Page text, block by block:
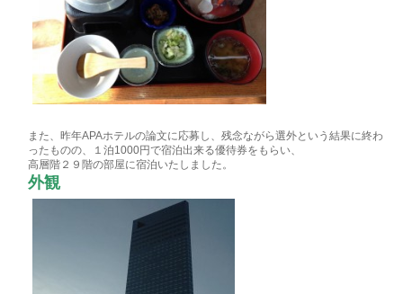
また、昨年APAホテルの論文に応募し、残念ながら選外という結果に終わ
ったものの、１泊1000円で宿泊出来る優待券をもらい、
高層階２９階の部屋に宿泊いたしました。
外観